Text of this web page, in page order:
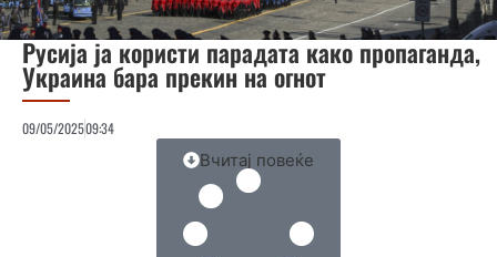
Русија ја користи парадата како пропаганда,
Украина бара прекин на огнот
09/05/202509:34
Вчитај повеќе